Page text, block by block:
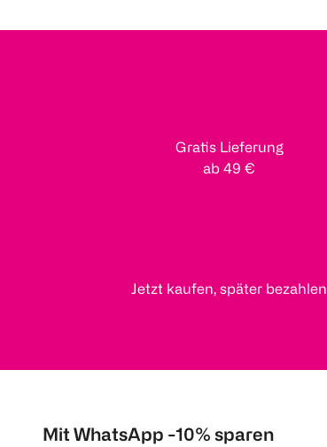
Gratis Lieferung
ab 49 €
Jetzt kaufen, später bezahlen
Mit WhatsApp -10% sparen